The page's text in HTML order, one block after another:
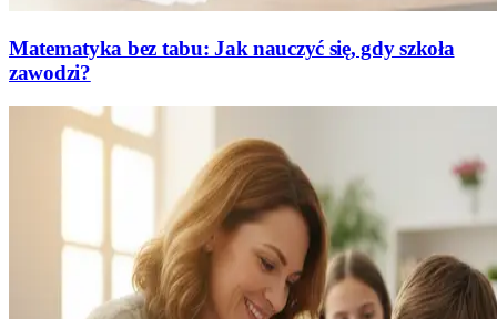
Matematyka bez tabu: Jak nauczyć się, gdy szkoła
zawodzi?